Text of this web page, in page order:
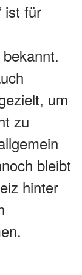
ist für
um
zu
bleibt
hinter